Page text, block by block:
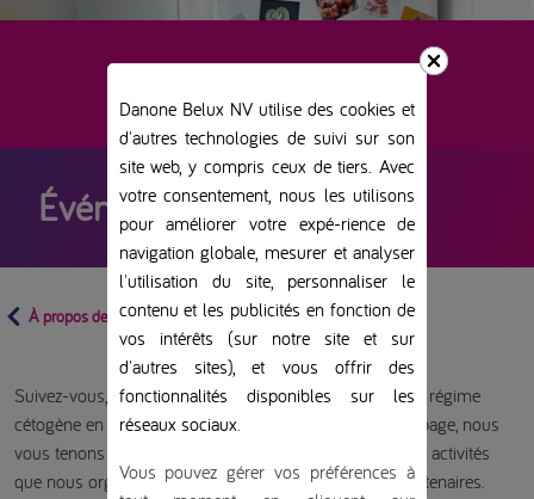
Événements KetoCafé
À propos de KetoCafé
Suivez-vous, ou quelqu’un de votre entourage suit-il, un régime
cétogène en raison de l’épilepsie réfractaire ? Sur cette page, nous
vous tenons informés des réunions spéciales, ateliers et activités
que nous organisons ou qui sont organisés par nos partenaires.
Danone Belux NV utilise des cookies et
d'autres technologies de suivi sur son
site web, y compris ceux de tiers. Avec
votre consentement, nous les utilisons
pour améliorer votre expé-rience de
navigation globale, mesurer et analyser
l'utilisation du site, personnaliser le
contenu et les publicités en fonction de
vos intérêts (sur notre site et sur
d'autres sites), et vous offrir des
fonctionnalités disponibles sur les
réseaux sociaux
Vous pouvez gérer vos préférences à